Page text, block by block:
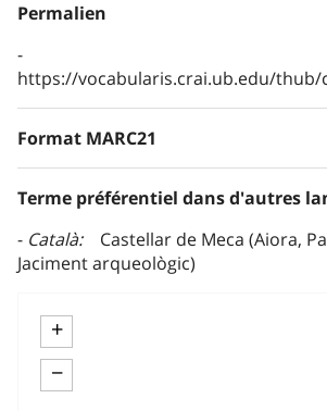
Permalien
https://vocabularis.crai.ub.edu/thub/
Format MARC21
Terme préférentiel dans d'autres
Català
Castellar de Meca (Aiora,
Jaciment arqueològic)
+
−